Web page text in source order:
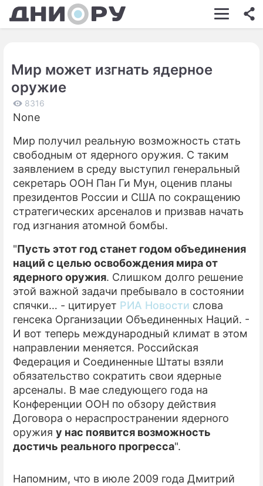
ШОУ-БИЗНЕС
КИНО
ЭКОНОМИКА
ПРОИСШЕСТВИЯ
СОННИК
СТИЛЬ ЖИЗНИ
ИГРЫ
ПРЕСС-РЕЛИЗЫ
О ПРОЕКТЕ
Мир может изгнать ядерное
оружие
8316
None
Мир получил реальную возможность стать
свободным от ядерного оружия. С таким
заявлением в среду выступил генеральный
секретарь ООН Пан Ги Мун, оценив планы
президентов России и США по сокращению
стратегических арсеналов и призвав начать
год изгнания атомной бомбы.
"Пусть этот год станет годом объединения
наций с целью освобождения мира от
ядерного оружия. Слишком долго решение
этой важной задачи пребывало в состоянии
спячки… - цитирует РИА Новости слова
генсека Организации Объединенных Наций. -
И вот теперь международный климат в этом
направлении меняется. Российская
Федерация и Соединенные Штаты взяли
обязательство сократить свои ядерные
арсеналы. В мае следующего года на
Конференции ООН по обзору действия
Договора о нераспространении ядерного
оружия у нас появится возможность
достичь реального прогресса".
Напомним, что в июле 2009 года Дмитрий